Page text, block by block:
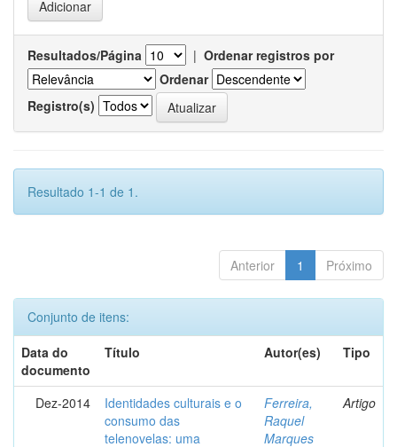
Resultados/Página | Ordenar registros por
Ordenar
Registro(s)
Resultado 1-1 de 1.
Anterior 1 Próximo
Conjunto de itens:
Data do
documento
Título Autor(es) Tipo
Dez-2014
Identidades culturais e o
consumo das
telenovelas: uma
Ferreira,
Raquel
Marques
Artigo